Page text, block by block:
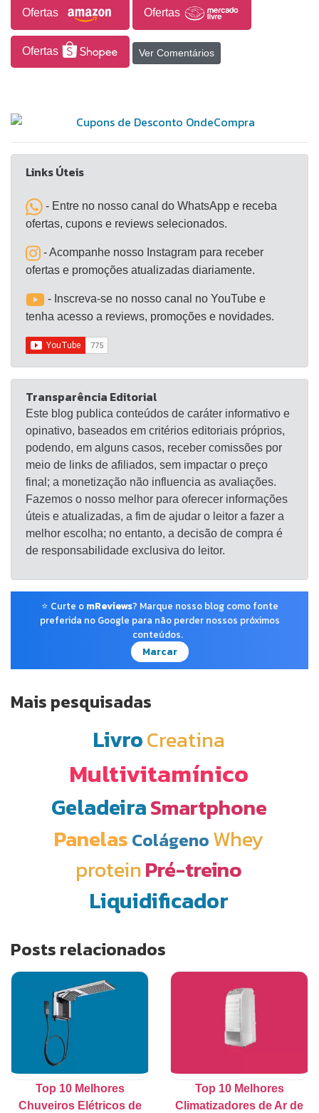
experiência de uso. Seu acabamento cromado
biníquel confere alta durabilidade e resistência à
corrosão, preservando a beleza e o brilho por um
período prolongado.
Ofertas Ofertas
Ofertas Ver Comentários
Links Úteis
- Entre no nosso canal do WhatsApp e receba
ofertas, cupons e reviews selecionados.
- Acompanhe nosso Instagram para receber
ofertas e promoções atualizadas diariamente.
- Inscreva-se no nosso canal no YouTube e
tenha acesso a reviews, promoções e novidades.
Transparência Editorial
Este blog publica conteúdos de caráter informativo e
opinativo, baseados em critérios editoriais próprios,
podendo, em alguns casos, receber comissões por
meio de links de afiliados, sem impactar o preço
final; a monetização não influencia as avaliações.
Fazemos o nosso melhor para oferecer informações
úteis e atualizadas, a fim de ajudar o leitor a fazer a
melhor escolha; no entanto, a decisão de compra é
de responsabilidade exclusiva do leitor.
⭐ Curte o mReviews? Marque nosso blog como fonte
preferida no Google para não perder nossos próximos
conteúdos.
Marcar
Mais pesquisadas
LivroCreatina
Multivitamínico
GeladeiraSmartphone
Panelas Colágeno Whey
proteinPré-treino
Liquidificador
Posts relacionados
Top 10 Melhores
Chuveiros Elétricos de
Top 10 Melhores
Climatizadores de Ar de